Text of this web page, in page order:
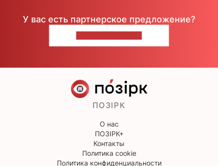
У вас есть партнерское предложение?
ПОЗІРК
О нас
ПОЗІРК+
Контакты
Политика cookie
Политика конфиденциальности